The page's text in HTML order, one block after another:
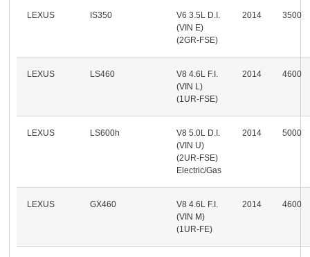
LEXUS IS350
V6 3.5L D.I.
(VIN E)
(2GR-FSE)
2014 3500
LEXUS LS460
V8 4.6L F.I.
(VIN L)
(1UR-FSE)
2014 4600
LEXUS LS600h
V8 5.0L D.I.
(VIN U)
(2UR-FSE)
Electric/Gas
2014 5000
LEXUS GX460
V8 4.6L F.I.
(VIN M)
(1UR-FE)
2014 4600